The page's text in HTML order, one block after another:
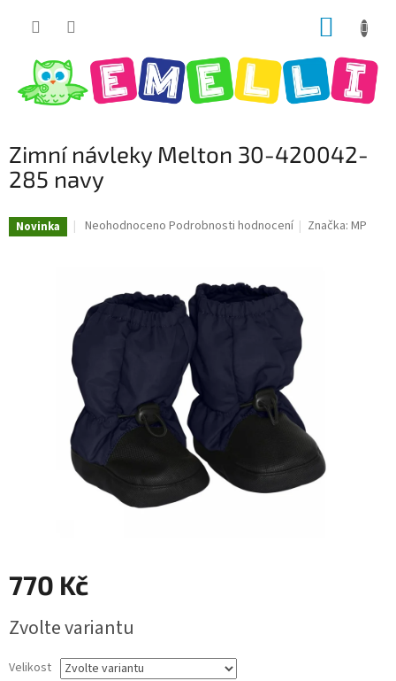
Zimní návleky Melton 30-420042-
285 navy
Novinka
Průměrné
z
5
Neohodnoceno Podrobnosti hodnocení Značka:MP
770 Kč
cena:
Zvolte variantu
Velikost